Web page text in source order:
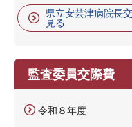
県立安芸津病院長
見る
監査委員交際費
令和８年度